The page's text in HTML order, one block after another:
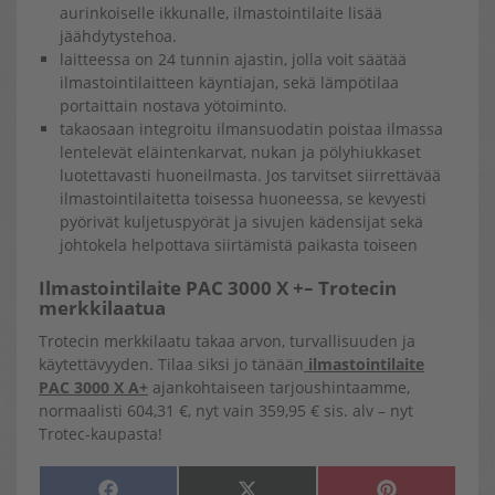
aurinkoiselle ikkunalle, ilmastointilaite lisää
jäähdytystehoa.
laitteessa on 24 tunnin ajastin, jolla voit säätää
ilmastointilaitteen käyntiajan, sekä lämpötilaa
portaittain nostava yötoiminto.
takaosaan integroitu ilmansuodatin poistaa ilmassa
lentelevät eläintenkarvat, nukan ja pölyhiukkaset
luotettavasti huoneilmasta. Jos tarvitset siirrettävää
ilmastointilaitetta toisessa huoneessa, se kevyesti
pyörivät kuljetuspyörät ja sivujen kädensijat sekä
johtokela helpottava siirtämistä paikasta toiseen
Ilmastointilaite PAC 3000 X +– Trotecin
merkkilaatua
Trotecin merkkilaatu takaa arvon, turvallisuuden ja
käytettävyyden. Tilaa siksi jo tänään ilmastointilaite
PAC 3000 X A+ ajankohtaiseen tarjoushintaamme,
normaalisti 604,31 €, nyt vain 359,95 € sis. alv – nyt
Trotec-kaupasta!